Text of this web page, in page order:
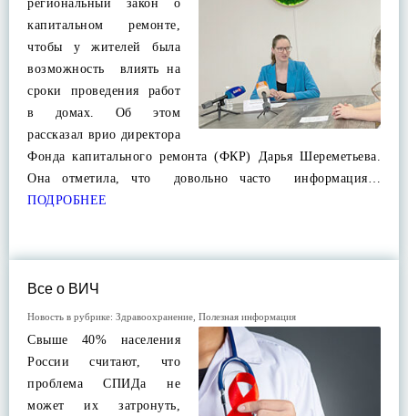
региональный закон о
капитальном ремонте,
чтобы у жителей была
возможность влиять на
сроки проведения работ
в домах. Об этом
рассказал врио директора
Фонда капитального ремонта (ФКР) Дарья Шереметьева.
Она отметила, что довольно часто информация…
ПОДРОБНЕЕ
Все о ВИЧ
Новость в рубрике: Здравоохранение Полезная информация
Свыше 40% населения
России считают, что
проблема СПИДа не
может их затронуть,